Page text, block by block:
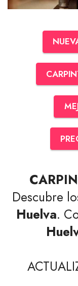
Descubre
Huelva.